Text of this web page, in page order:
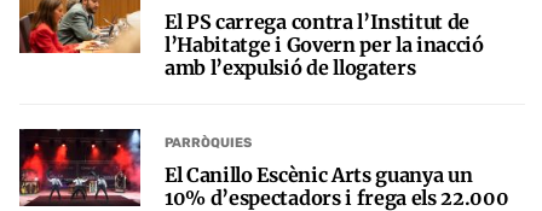
El PS carrega contra l’Institut de
l’Habitatge i Govern per la inacció
amb l’expulsió de llogaters
PARRÒQUIES
El Canillo Escènic Arts guanya un
10% d’espectadors i frega els 22.000